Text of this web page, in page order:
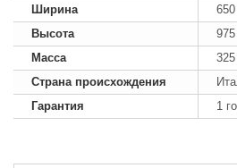
Ширина
Высота
Масса
325
Страна происхождения
Гарантия
1